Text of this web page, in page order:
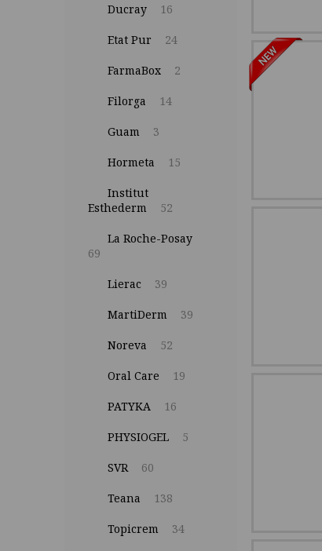
Ducray 16
Etat Pur 24
FarmaBox 2
Filorga 14
Guam 3
Hormeta 15
Institut
Esthederm
52
La Roche-Posay
69
Lierac 39
MartiDerm 39
Noreva 52
Oral Care 19
PATYKA 16
PHYSIOGEL 5
SVR 60
Teana 138
Topicrem 34